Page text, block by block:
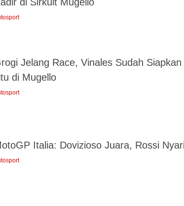
Jelang Race, Vinales Sudah
di Mugello
Italia: Dovizioso Juara, Rossi